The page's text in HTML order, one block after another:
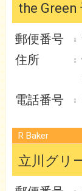
the
R Baker
立川グリ